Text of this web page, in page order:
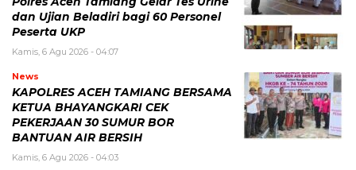
dan Ujian Beladiri bagi 60 Personel
Peserta UKP
Kamis, 6 Agu 2026 - 04:07
News
KAPOLRES ACEH TAMIANG BERSAMA
KETUA BHAYANGKARI CEK
PEKERJAAN 30 SUMUR BOR
BANTUAN AIR BERSIH
Kamis, 6 Agu 2026 - 04:03